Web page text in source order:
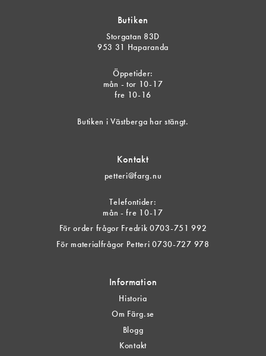
Butiken
Storgatan 83D
953 31 Haparanda
Öppetider:
mån - tor 10-17
fre 10-16
Butiken i Västberga har stängt.
Kontakt
petteri@farg.nu
Telefontider:
mån - fre 10-17
För order frågor Fredrik 0703-751 992
För materialfrågor Petteri 0730-727 978
Information
Historia
Om Färg.se
Blogg
Kontakt